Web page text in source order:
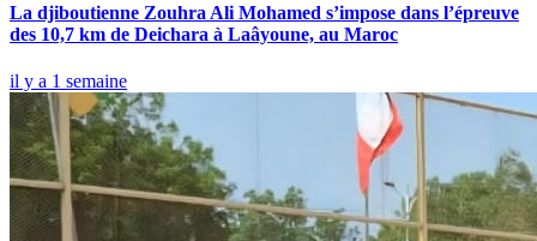
La djiboutienne Zouhra Ali Mohamed s’impose dans l’épreuve
des 10,7 km de Deichara à Laâyoune, au Maroc
il y a 1 semaine